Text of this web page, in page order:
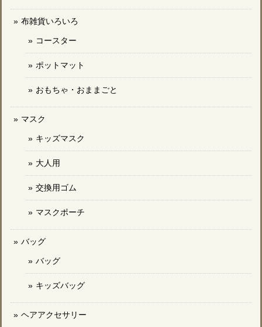
布雑貨いろいろ
コースター
ポットマット
おもちゃ・おままごと
マスク
キッズマスク
大人用
交換用ゴム
マスクポーチ
バッグ
バッグ
キッズバッグ
ヘアアクセサリー